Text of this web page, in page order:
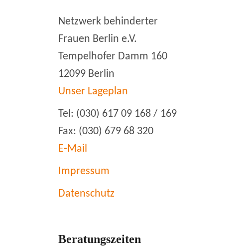
Netzwerk behinderter
Frauen Berlin e.V.
Tempelhofer Damm 160
12099 Berlin
Unser Lageplan
Tel: (030) 617 09 168 / 169
Fax: (030) 679 68 320
E-Mail
Impressum
Datenschutz
Beratungszeiten